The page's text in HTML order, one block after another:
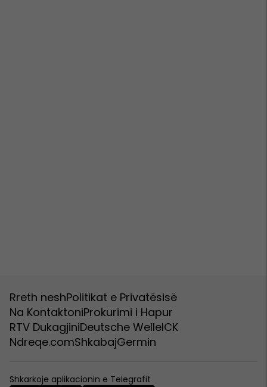
Rreth neshPolitikat e Privatësisë
Na KontaktoniProkurimi i Hapur
RTV DukagjiniDeutsche WelleICK
Ndreqe.comShkabajGermin
Shkarkoje aplikacionin e Telegrafit